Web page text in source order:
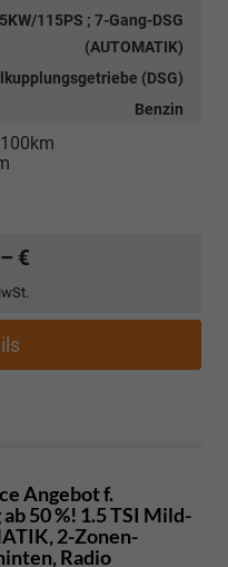
115PS ; 7-Gang-DSG
(AUTOMATIK)
(DSG)
Benzin
€
Angebot f.
50 %! 1.5 TSI Mild-
2-Zonen-
Radio